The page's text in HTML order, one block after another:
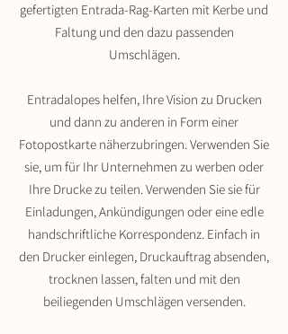
gefertigten Entrada-Rag-Karten mit Kerbe und
Faltung und den dazu passenden
Umschlägen.
Entradalopes helfen, Ihre Vision zu Drucken
und dann zu anderen in Form einer
Fotopostkarte näherzubringen. Verwenden Sie
sie, um für Ihr Unternehmen zu werben oder
Ihre Drucke zu teilen. Verwenden Sie sie für
Einladungen, Ankündigungen oder eine edle
handschriftliche Korrespondenz. Einfach in
den Drucker einlegen, Druckauftrag absenden,
trocknen lassen, falten und mit den
beiliegenden Umschlägen versenden.